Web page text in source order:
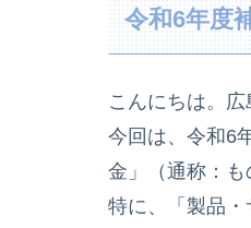
令和6年度
こんにちは。
今回は、令和6
金」（通称：も
特に、「製品